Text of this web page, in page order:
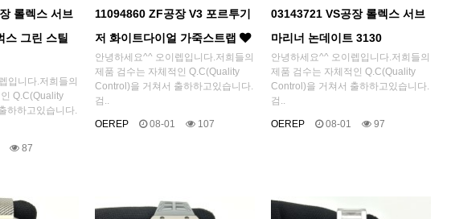
롤렉스 서브
스 그린 스틸
입니다.저희들의
Q.C(Quality
하하고있습니다.
87
11094860 ZF공장 V3 포르투기
저 화이트다이얼 가죽스트랩
안녕하세요^^ 오이렙입니다.저희들의
제품 검수는 자체적인 Q.C(Quality
Control)을 거쳐서 출하하고있습니다.
검..
OEREP 08-01 107
03143721 VS공장 롤렉스 서브
마리너 논데이트 3130
안녕하세요^^ 오이렙입니다.저희들의
제품 검수는 자체적인 Q.C(Quality
Control)을 거쳐서 출하하고있습니다.
검..
OEREP 08-01 97